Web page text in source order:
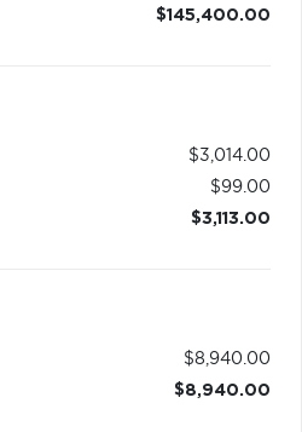
$145,400.00
$3,014.00
$99.00
$3,113.00
$8,940.00
$8,940.00